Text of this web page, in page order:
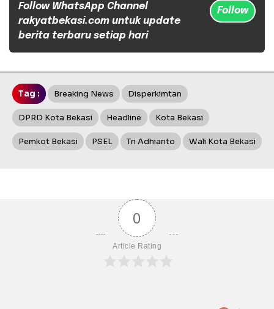
Follow WhatsApp Channel
rakyatbekasi.com untuk update
berita terbaru setiap hari
Follow
Tag : Breaking News Disperkimtan
DPRD Kota Bekasi Headline Kota Bekasi
Pemkot Bekasi PSEL Tri Adhianto Wali Kota Bekasi
0
Article Rating